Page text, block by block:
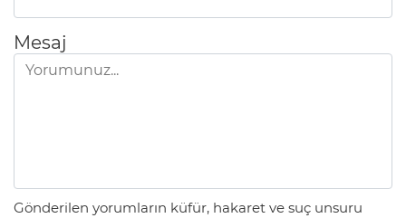
Mesaj
Gönderilen yorumların küfür, hakaret ve suç unsuru